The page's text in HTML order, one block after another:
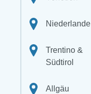
Niederlande
Trentino &
Südtirol
Allgäu